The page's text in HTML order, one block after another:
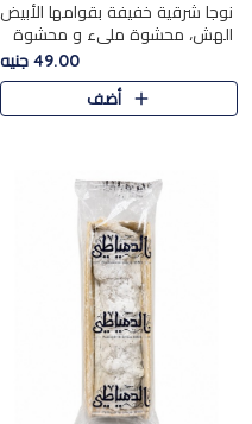
نوجا شرقية خفيفة بقوامها الأبيض
الهش، محشوة مليء و محشوة
بـكمية وفيرة من الفستق الفاخر
لتمنحك نكهة مكسرات غنية
وقرمشة مميزة في كل قطعة و
49.00 جنيه
أضف